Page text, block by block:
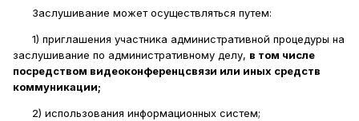
Заслушивание может осуществляться путем:
1) приглашения участника административной процедуры на
заслушивание по административному делу, в том числе
посредством видеоконференцсвязи или иных средств
коммуникации;
2) использования информационных систем;